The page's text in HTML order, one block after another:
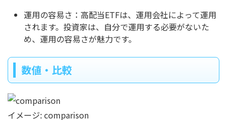
運用の容易さ：高配当ETFは、運用会社によって運用
されます。投資家は、自分で運用する必要がないた
め、運用の容易さが魅力です。
数値・比較
イメージ: comparison